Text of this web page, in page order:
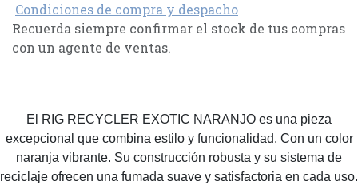
Condiciones de compra y despacho
Recuerda siempre confirmar el stock de tus compras
con un agente de ventas.
El RIG RECYCLER EXOTIC NARANJO es una pieza
excepcional que combina estilo y funcionalidad. Con un color
naranja vibrante. Su construcción robusta y su sistema de
reciclaje ofrecen una fumada suave y satisfactoria en cada uso.